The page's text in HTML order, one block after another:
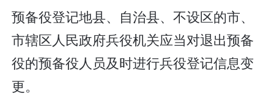
预备役登记地县、自治县、不设区的市、
市辖区人民政府兵役机关应当对退出预备
役的预备役人员及时进行兵役登记信息变
更。